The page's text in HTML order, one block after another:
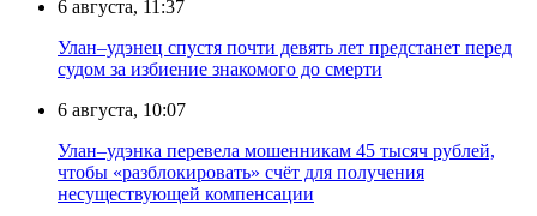
6 августа, 11:37
Улан–удэнец спустя почти девять лет предстанет перед
судом за избиение знакомого до смерти
6 августа, 10:07
Улан–удэнка перевела мошенникам 45 тысяч рублей,
чтобы «разблокировать» счёт для получения
несуществующей компенсации